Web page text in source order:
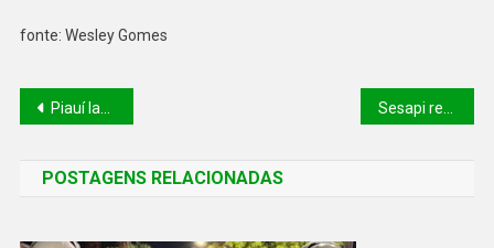
fonte: Wesley Gomes
Piauí lança Programa Defesa Civil na Escola para capacitar alunos e professores em prevenção a desastres
POSTAGENS RELACIONADAS